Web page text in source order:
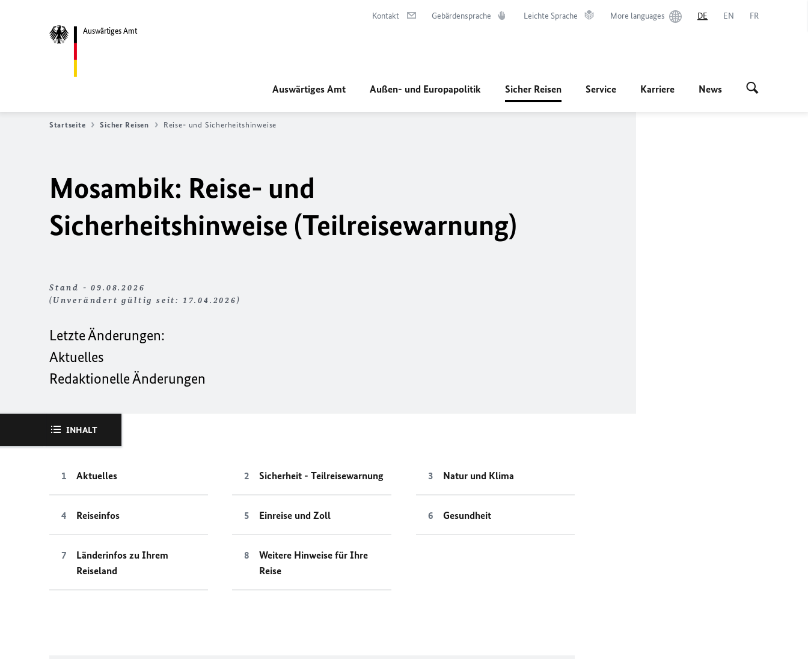
Auswärtiges Amt
Kontakt Gebärdensprache Leichte Sprache More languages DE EN FR
Auswärtiges Amt Außen- und Europapolitik Sicher Reisen Service Karriere News
Startseite Sicher Reisen Reise- und Sicherheitshinweise
Mosambik: Reise- und
Sicherheitshinweise (Teilreisewarnung)
Stand - 09.08.2026
(Unverändert gültig seit: 17.04.2026)
Letzte Änderungen:
Aktuelles
Redaktionelle Änderungen
INHALT
Aktuelles Sicherheit - Teilreisewarnung Natur und Klima
Reiseinfos Einreise und Zoll Gesundheit
Länderinfos zu Ihrem
Reiseland
Weitere Hinweise für Ihre
Reise